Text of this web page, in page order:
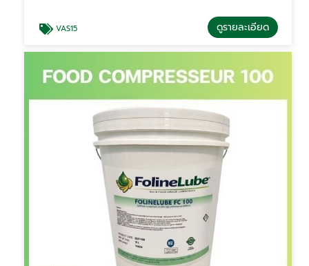
VAS15 ดูรายละเอียด